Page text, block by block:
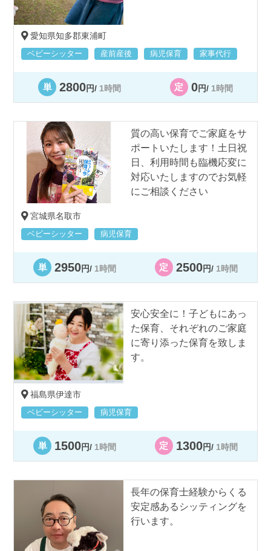
愛知県知多郡東浦町
ベビーシッター 産前産後 病児保育 家事代行
単 2800円/ 1時間 定 0円/ 1時間
質の高い保育でご家庭をサ
ポートいたします！土日祝
日、利用時間も臨機応変に
対応いたしますのでお気軽
にご相談ください
宮城県名取市
ベビーシッター 病児保育
単 2950円/ 1時間 定 2500円/ 1時間
安心安全に！子どもにあっ
た保育、それぞれのご家庭
に寄り添った保育を致しま
す。
福島県伊達市
ベビーシッター 病児保育
単 1500円/ 1時間 定 1300円/ 1時間
長年の保育士経験からくる
安定感あるシッティングを
行います。